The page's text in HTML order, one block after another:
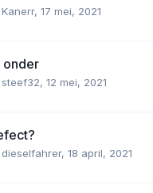
Kanerr, 17 mei, 2021
onder
steef32, 12 mei, 2021
dieselfahrer, 18 april, 2021